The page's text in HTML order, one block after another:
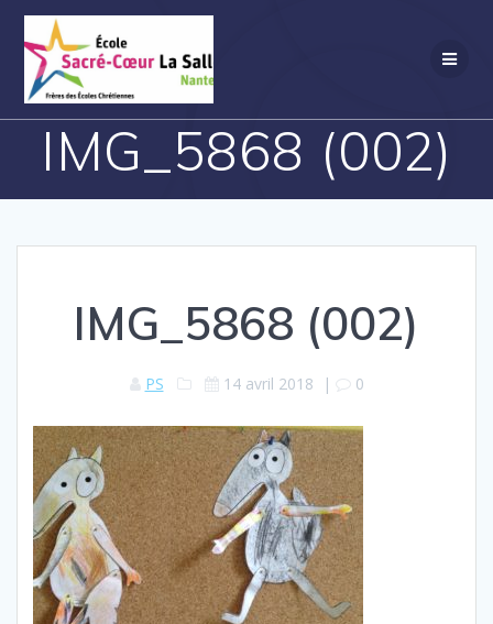
IMG_5868 (002)
IMG_5868 (002)
PS 14 avril 2018 | 0